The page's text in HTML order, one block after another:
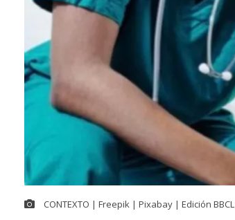
CONTEXTO | Freepik | Pixabay | Edición BBCL